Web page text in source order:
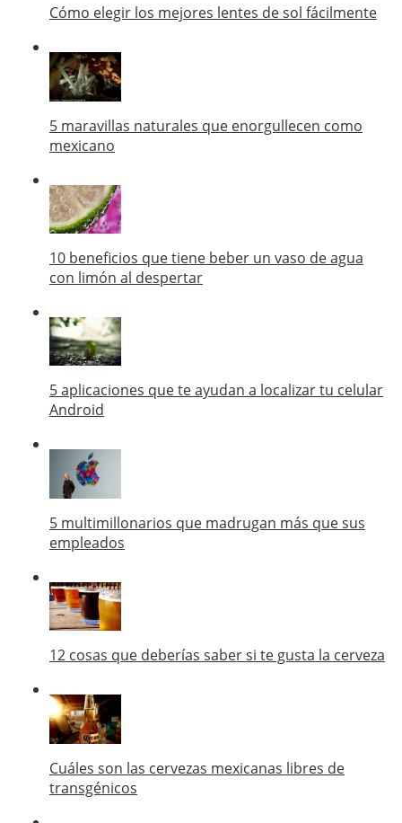
Cómo elegir los mejores lentes de sol fácilmente
5 maravillas naturales que enorgullecen como
mexicano
10 beneficios que tiene beber un vaso de agua
con limón al despertar
5 aplicaciones que te ayudan a localizar tu celular
Android
5 multimillonarios que madrugan más que sus
empleados
12 cosas que deberías saber si te gusta la cerveza
Cuáles son las cervezas mexicanas libres de
transgénicos